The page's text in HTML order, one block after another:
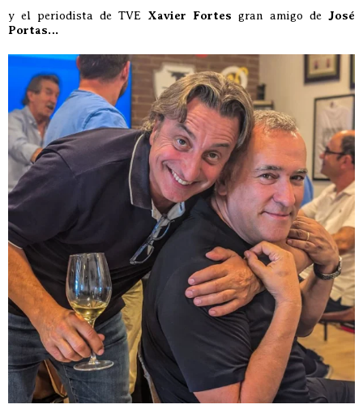
y el periodista de TVE Xavier Fortes gran amigo de José
Portas…